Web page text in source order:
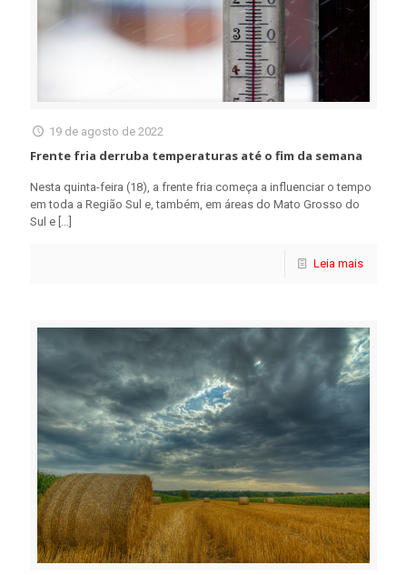
19 de agosto de 2022
Frente fria derruba temperaturas até o fim da semana
Nesta quinta-feira (18), a frente fria começa a influenciar o tempo
em toda a Região Sul e, também, em áreas do Mato Grosso do
Sul e […]
Leia mais